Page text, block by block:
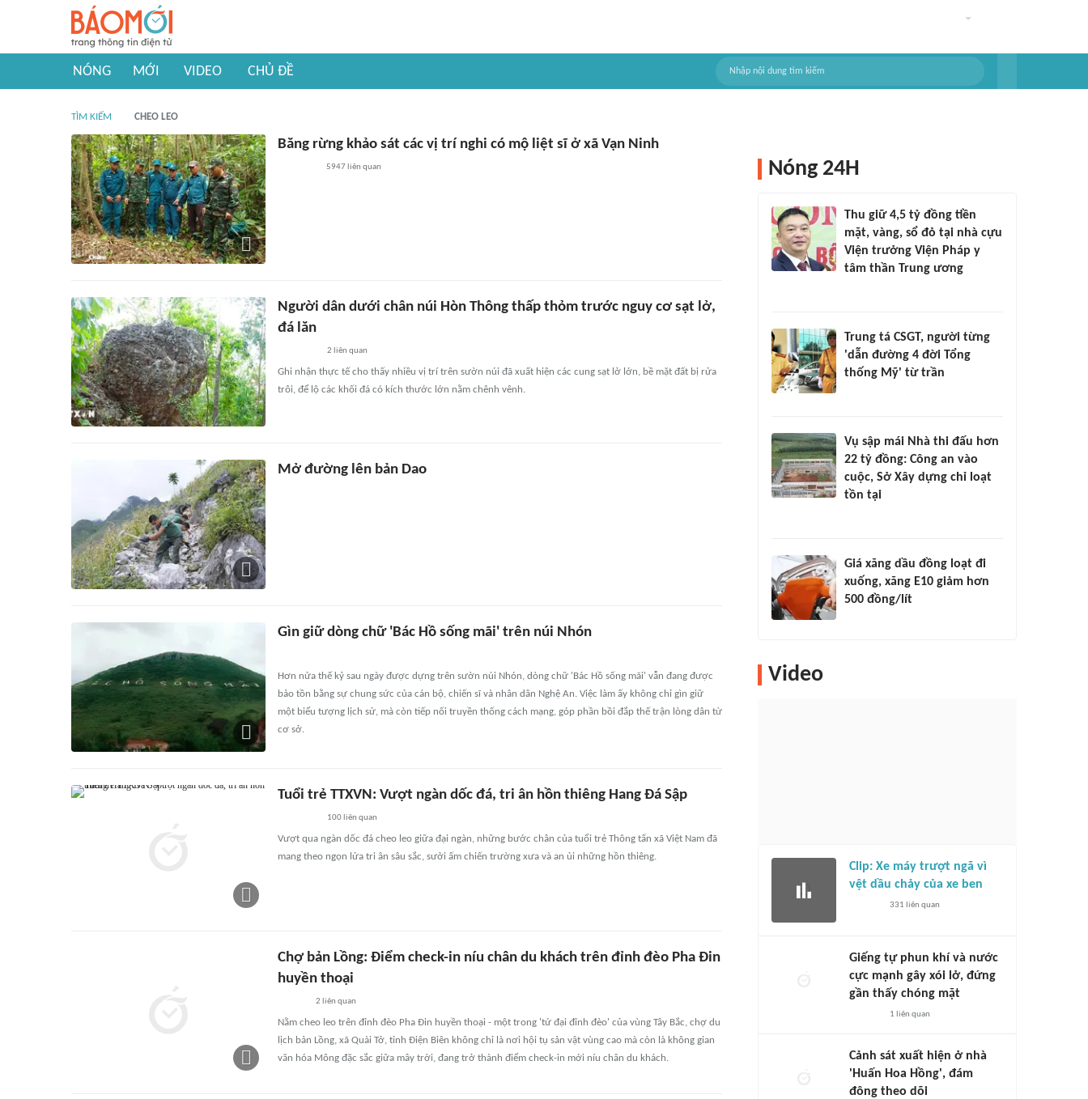
NÓNG MỚI VIDEO CHỦ ĐỀ
TÌM KIẾM CHEO LEO
Băng rừng khảo sát các vị trí nghi có mộ liệt sĩ ở xã Vạn Ninh
5947 liên quan
Người dân dưới chân núi Hòn Thông thấp thỏm trước nguy cơ sạt lở,
đá lăn
2 liên quan
Ghi nhận thực tế cho thấy nhiều vị trí trên sườn núi đã xuất hiện các cung sạt lở lớn, bề mặt đất bị rửa
trôi, để lộ các khối đá có kích thước lớn nằm chênh vênh.
Mở đường lên bản Dao
Gìn giữ dòng chữ 'Bác Hồ sống mãi' trên núi Nhón
Hơn nửa thế kỷ sau ngày được dựng trên sườn núi Nhón, dòng chữ 'Bác Hồ sống mãi' vẫn đang được
bảo tồn bằng sự chung sức của cán bộ, chiến sĩ và nhân dân Nghệ An. Việc làm ấy không chỉ gìn giữ
một biểu tượng lịch sử, mà còn tiếp nối truyền thống cách mạng, góp phần bồi đắp thế trận lòng dân từ
cơ sở.
Tuổi trẻ TTXVN: Vượt ngàn dốc đá, tri ân hồn thiêng Hang Đá Sập
100liên quan
Vượt qua ngàn dốc đá cheo leo giữa đại ngàn, những bước chân của tuổi trẻ Thông tấn xã Việt Nam đã
mang theo ngọn lửa tri ân sâu sắc, sưởi ấm chiến trường xưa và an ủi những hồn thiêng.
Chợ bản Lồng: Điểm check-in níu chân du khách trên đỉnh đèo Pha Đin
huyền thoại
2 liên quan
Nằm cheo leo trên đỉnh đèo Pha Đin huyền thoại - một trong 'tứ đại đỉnh đèo' của vùng Tây Bắc, chợ du
lịch bản Lồng, xã Quài Tở, tỉnh Điện Biên không chỉ là nơi hội tụ sản vật vùng cao mà còn là không gian
văn hóa Mông đặc sắc giữa mây trời, đang trở thành điểm check-in mới níu chân du khách.
Nóng 24H
Thu giữ 4,5 tỷ đồng tiền
mặt, vàng, sổ đỏ tại nhà cựu
Viện trưởng Viện Pháp y
tâm thần Trung ương
Trung tá CSGT, người từng
'dẫn đường 4 đời Tổng
thống Mỹ' từ trần
Vụ sập mái Nhà thi đấu hơn
22 tỷ đồng: Công an vào
cuộc, Sở Xây dựng chỉ loạt
tồn tại
Giá xăng dầu đồng loạt đi
xuống, xăng E10 giảm hơn
500 đồng/lít
Video
Clip: Xe máy trượt ngã vì
vệt dầu chảy của xe ben
331 liên quan
Giếng tự phun khí và nước
cực mạnh gây xói lở, đứng
gần thấy chóng mặt
1 liên quan
Cảnh sát xuất hiện ở nhà
'Huấn Hoa Hồng', đám
đông theo dõi